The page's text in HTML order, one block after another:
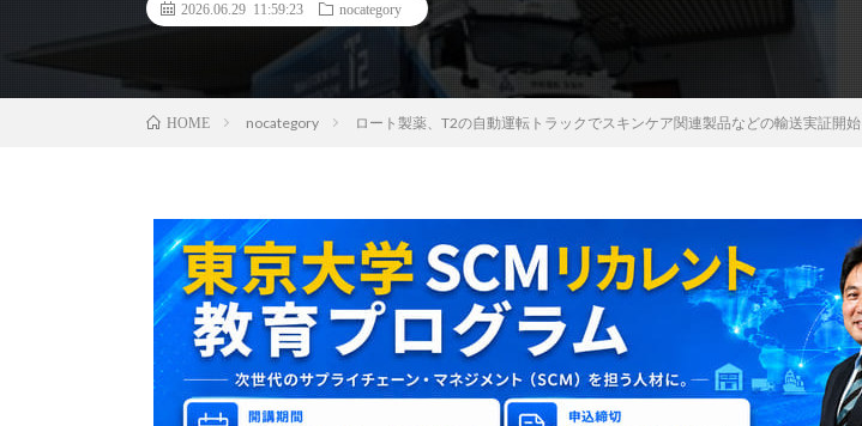
2026.06.29 11:59:23 nocategory
HOME nocategory ロート製薬、T2の自動運転トラックでスキンケア関連製品などの輸送実証開始